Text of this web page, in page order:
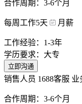
合作周期：3-6个月
每周工作5天 月薪
工作经验：1-3年
学历要求：大专
立即沟通
销售人员 1688客服 业
合作周期：3-6个月